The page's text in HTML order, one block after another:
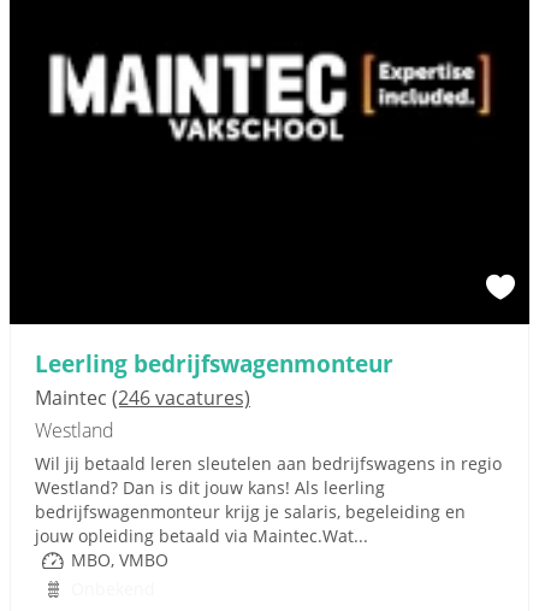
Leerling bedrijfswagenmonteur
Maintec (246 vacatures)
Westland
Wil jij betaald leren sleutelen aan bedrijfswagens in regio
Westland? Dan is dit jouw kans! Als leerling
bedrijfswagenmonteur krijg je salaris, begeleiding en
jouw opleiding betaald via Maintec.Wat...
MBO, VMBO